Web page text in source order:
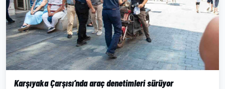
Karşıyaka Çarşısı’nda araç denetimleri sürüyor